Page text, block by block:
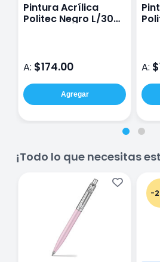
Pintura Acrílica
Politec Negro L/300
A: $174.00
Agregar
A:
¡Todo lo que necesitas
-